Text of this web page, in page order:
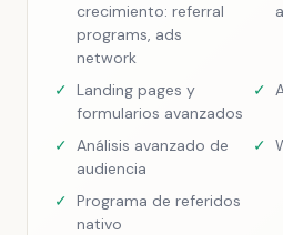
crecimiento: referral
programs, ads
network
✓ Landing pages y
formularios avanzados
✓
✓ Análisis avanzado de
audiencia
✓
✓ Programa de referidos
nativo